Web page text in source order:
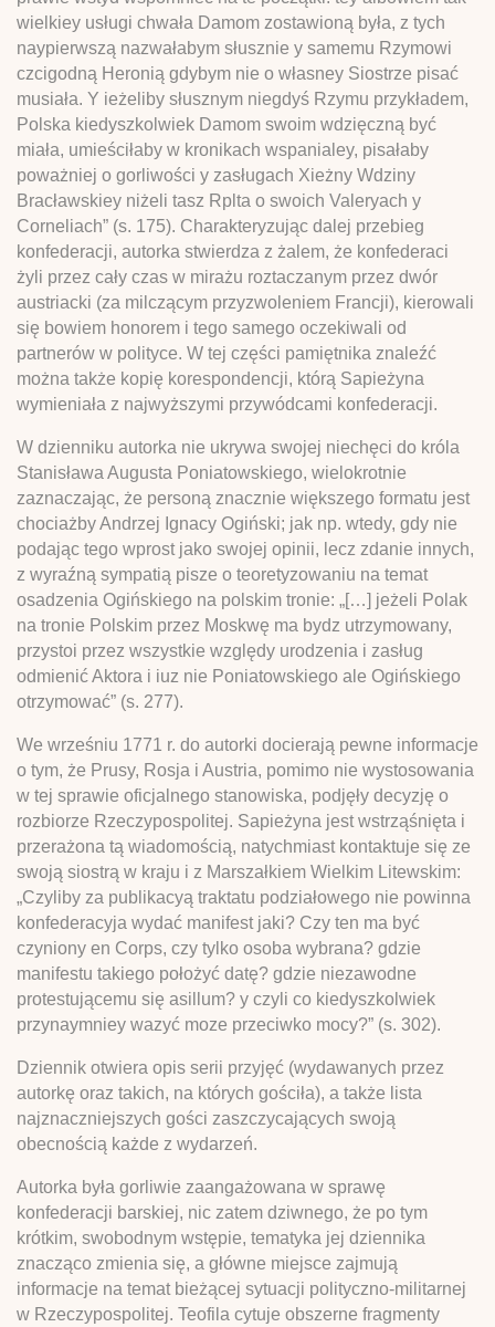
wielkiey usługi chwała Damom zostawioną była, z tych
naypierwszą nazwałabym słusznie y samemu Rzymowi
czcigodną Heronią gdybym nie o własney Siostrze pisać
musiała. Y ieżeliby słusznym niegdyś Rzymu przykładem,
Polska kiedyszkolwiek Damom swoim wdzięczną być
miała, umieściłaby w kronikach wspanialey, pisałaby
poważniej o gorliwości y zasługach Xieżny Wdziny
Bracławskiey niżeli tasz Rplta o swoich Valeryach y
Corneliach” (s. 175). Charakteryzując dalej przebieg
konfederacji, autorka stwierdza z żalem, że konfederaci
żyli przez cały czas w mirażu roztaczanym przez dwór
austriacki (za milczącym przyzwoleniem Francji), kierowali
się bowiem honorem i tego samego oczekiwali od
partnerów w polityce. W tej części pamiętnika znaleźć
można także kopię korespondencji, którą Sapieżyna
wymieniała z najwyższymi przywódcami konfederacji.
W dzienniku autorka nie ukrywa swojej niechęci do króla
Stanisława Augusta Poniatowskiego, wielokrotnie
zaznaczając, że personą znacznie większego formatu jest
chociażby Andrzej Ignacy Ogiński; jak np. wtedy, gdy nie
podając tego wprost jako swojej opinii, lecz zdanie innych,
z wyraźną sympatią pisze o teoretyzowaniu na temat
osadzenia Ogińskiego na polskim tronie: „[…] jeżeli Polak
na tronie Polskim przez Moskwę ma bydz utrzymowany,
przystoi przez wszystkie względy urodzenia i zasług
odmienić Aktora i iuz nie Poniatowskiego ale Ogińskiego
otrzymować” (s. 277).
We wrześniu 1771 r. do autorki docierają pewne informacje
o tym, że Prusy, Rosja i Austria, pomimo nie wystosowania
w tej sprawie oficjalnego stanowiska, podjęły decyzję o
rozbiorze Rzeczypospolitej. Sapieżyna jest wstrząśnięta i
przerażona tą wiadomością, natychmiast kontaktuje się ze
swoją siostrą w kraju i z Marszałkiem Wielkim Litewskim:
„Czyliby za publikacyą traktatu podziałowego nie powinna
konfederacyja wydać manifest jaki? Czy ten ma być
czyniony en Corps, czy tylko osoba wybrana? gdzie
manifestu takiego położyć datę? gdzie niezawodne
protestującemu się asillum? y czyli co kiedyszkolwiek
przynaymniey wazyć moze przeciwko mocy?” (s. 302).
Dziennik otwiera opis serii przyjęć (wydawanych przez
autorkę oraz takich, na których gościła), a także lista
najznaczniejszych gości zaszczycających swoją
obecnością każde z wydarzeń.
Autorka była gorliwie zaangażowana w sprawę
konfederacji barskiej, nic zatem dziwnego, że po tym
krótkim, swobodnym wstępie, tematyka jej dziennika
znacząco zmienia się, a główne miejsce zajmują
informacje na temat bieżącej sytuacji polityczno-militarnej
w Rzeczypospolitej. Teofila cytuje obszerne fragmenty